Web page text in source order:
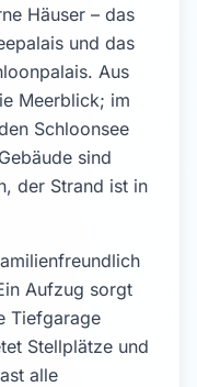
Häuser – das
und das
Aus
Meerblick; im
Schloonsee
sind
der Strand ist in
Aufzug sorgt
Tiefgarage
Stellplätze und
alle